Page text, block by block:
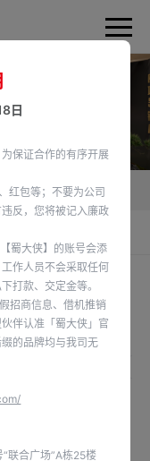
日
保证合作的有序开展
红包等；不要为公司
反，您将被记入廉政
蜀大侠】的账号会添
作人员不会采取任何
打款、交定金等。
招商信息、借机推销
伴认准「蜀大侠」官
的品牌均与我司无
联合广场”A栋25楼